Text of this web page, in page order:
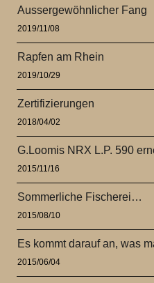
Aussergewöhnlicher Fang
2019/11/08
Rapfen am Rhein
2019/10/29
Zertifizierungen
2018/04/02
G.Loomis NRX L.P. 590
2015/11/16
Sommerliche Fischerei…
2015/08/10
Es kommt darauf an, was
2015/06/04